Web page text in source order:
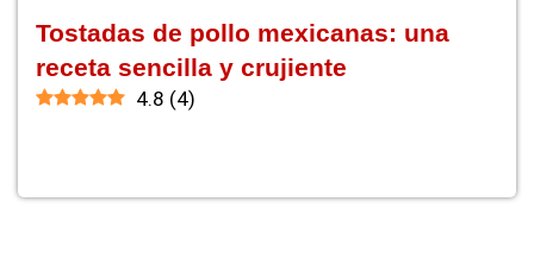
Tostadas de pollo mexicanas: una
receta sencilla y crujiente
4.8 (4)